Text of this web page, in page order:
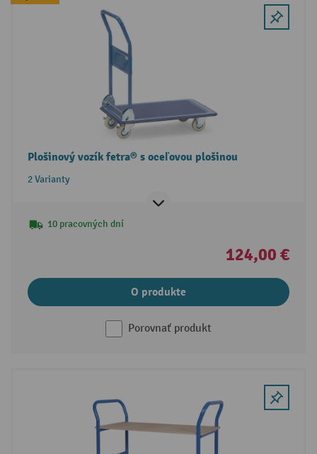
Plošinový vozík fetra® s oceľovou plošinou
2 Varianty
10 pracovných dní
124,00 €
O produkte
Porovnať produkt